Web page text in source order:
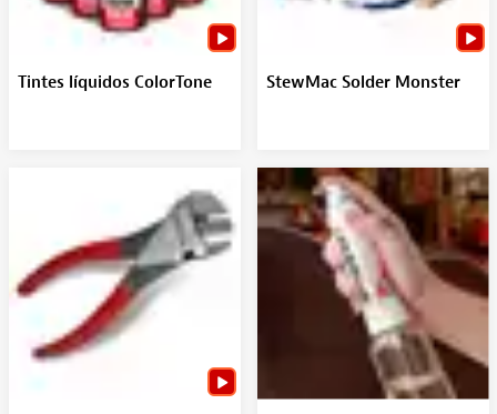
Tintes líquidos ColorTone StewMac Solder Monster